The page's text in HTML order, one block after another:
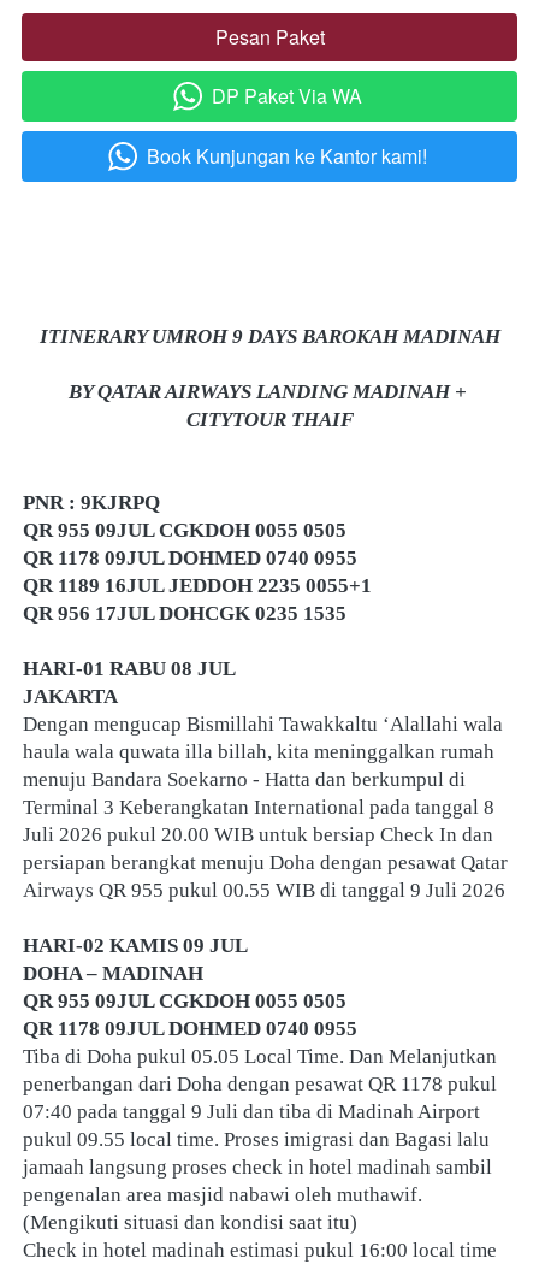
`Pesan Paket
` DP Paket Via WA
` Book Kunjungan ke Kantor kami!
ITINERARY UMROH 9 DAYS BAROKAH MADINAH
BY QATAR AIRWAYS LANDING MADINAH +
CITYTOUR THAIF
PNR : 9KJRPQ
QR 955 09JUL CGKDOH 0055 0505
QR 1178 09JUL DOHMED 0740 0955
QR 1189 16JUL JEDDOH 2235 0055+1
QR 956 17JUL DOHCGK 0235 1535
HARI-01 RABU 08 JUL
JAKARTA
Dengan mengucap Bismillahi Tawakkaltu ‘Alallahi wala
haula wala quwata illa billah, kita meninggalkan rumah
menuju Bandara Soekarno - Hatta dan berkumpul di
Terminal 3 Keberangkatan International pada tanggal 8
Juli 2026 pukul 20.00 WIB untuk bersiap Check In dan
persiapan berangkat menuju Doha dengan pesawat Qatar
Airways QR 955 pukul 00.55 WIB di tanggal 9 Juli 2026
HARI-02 KAMIS 09 JUL
DOHA – MADINAH
QR 955 09JUL CGKDOH 0055 0505
QR 1178 09JUL DOHMED 0740 0955
Tiba di Doha pukul 05.05 Local Time. Dan Melanjutkan
penerbangan dari Doha dengan pesawat QR 1178 pukul
07:40 pada tanggal 9 Juli dan tiba di Madinah Airport
pukul 09.55 local time. Proses imigrasi dan Bagasi lalu
jamaah langsung proses check in hotel madinah sambil
pengenalan area masjid nabawi oleh muthawif.
(Mengikuti situasi dan kondisi saat itu)
Check in hotel madinah estimasi pukul 16:00 local time